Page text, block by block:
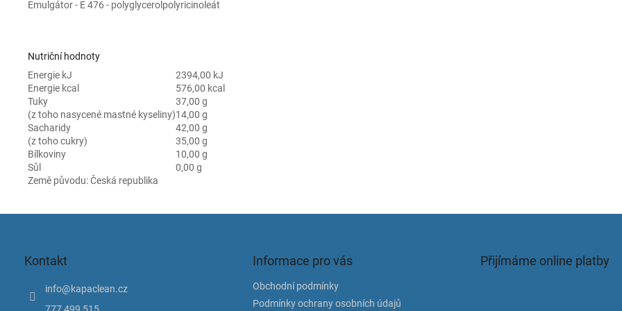
Emulgátor - E 476 - polyglycerolpolyricinoleát
Nutriční hodnoty
Energie kJ
2394,00 kJ
Energie kcal
576,00 kcal
Tuky
37,00 g
(z toho nasycené mastné kyseliny)14,00 g
Sacharidy
42,00 g
(z toho cukry)
35,00 g
Bílkoviny
10,00 g
Sůl
0,00 g
Země původu:Česká republika
Kontakt
info@kapaclean.cz
Informace pro vás
Obchodní podmínky
Podmínky ochrany osobních údajů
Přijímáme online platby